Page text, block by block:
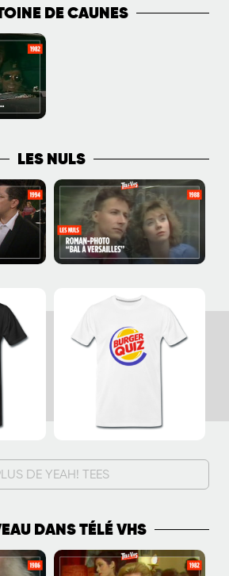
DE CAUNES
LES NULS
DE YEAH! TEES
DANS TÉLÉ VHS